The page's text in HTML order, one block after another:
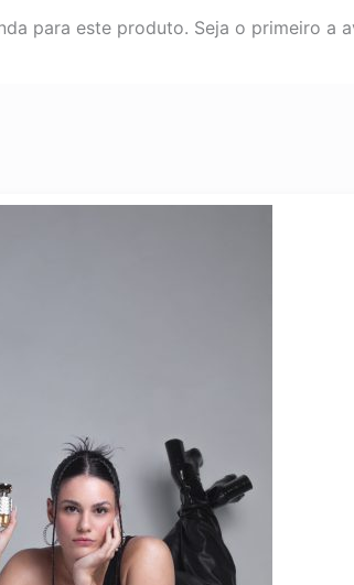
para este produto. Seja o primeiro a